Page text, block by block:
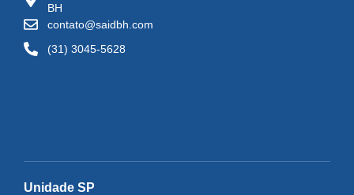
BH
contato@saidbh.com
(31) 3045-5628
Unidade SP